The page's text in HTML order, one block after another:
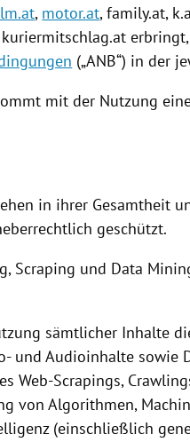
, motor.at, family.at,
kuriermitschlag.at
(„ANB“) in der
mit der Nutzung
in ihrer Gesamtheit
geschützt.
Scraping und Data
sämtlicher Inhalte
und Audioinhalte sowie
Web-Scrapings,
von Algorithmen,
(einschließlich